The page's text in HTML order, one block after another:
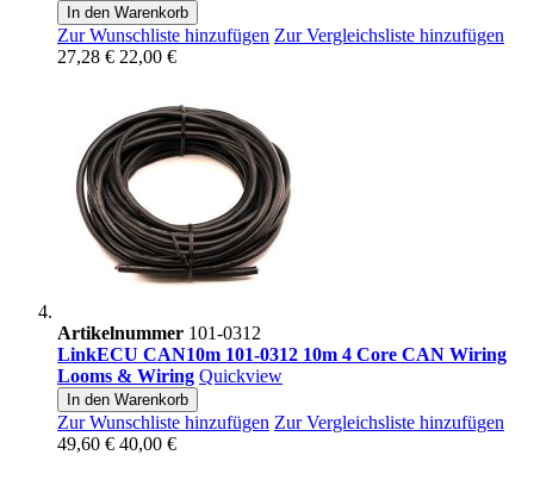
In den Warenkorb
Zur Wunschliste hinzufügen Zur Vergleichsliste hinzufügen
27,28 € 22,00 €
Artikelnummer 101-0312
LinkECU CAN10m 101-0312 10m 4 Core CAN Wiring
Looms & Wiring Quickview
In den Warenkorb
Zur Wunschliste hinzufügen Zur Vergleichsliste hinzufügen
49,60 € 40,00 €